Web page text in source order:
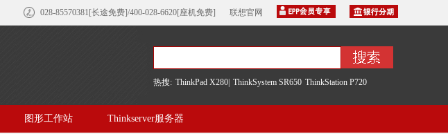
联想官网
028-85570381[长途免费]/400-028-6620[座机免费]
热搜: ThinkPad X280| ThinkSystem SR650 ThinkStation P720
图形工作站 Thinkserver服务器